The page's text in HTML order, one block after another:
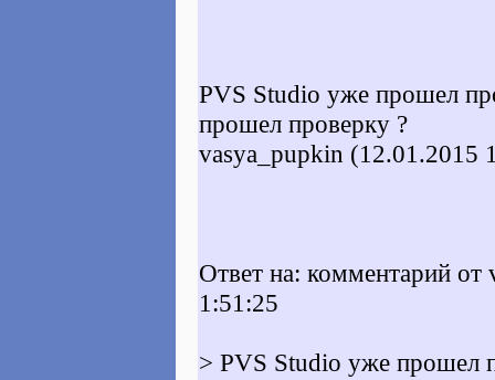
PVS Studio уже прошел
прошел проверку ?
vasya_pupkin (12.01.2015
Ответ на: комментарий
1:51:25
> PVS Studio уже прошел